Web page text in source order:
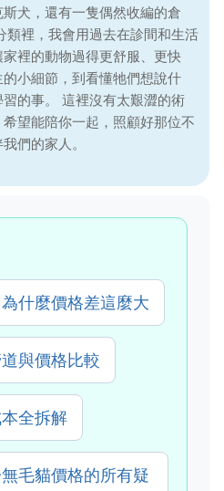
犬，還有一隻偶然收編的倉
類裡，我會用過去在診間和生活
裡的動物過得更舒服、更快
小細節，到看懂牠們想說什
的事。 這裡沒有太艱澀的術
望能陪你一起，照顧好那位不
們的家人。
什麼價格差這麼大
與價格比較
全拆解
毛貓價格的所有疑